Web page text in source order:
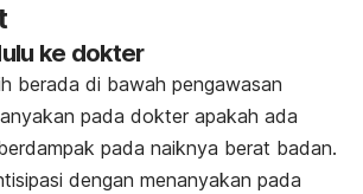
ke dokter
berada di bawah pengawasan
pada dokter apakah ada
pada naiknya berat badan.
dengan menanyakan pada